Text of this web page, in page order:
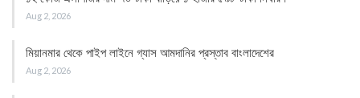
Aug 2, 2026
মিয়ানমার থেকে পাইপ লাইনে গ্যাস আমদানির প্রস্তাব বাংলাদেশের
Aug 2, 2026